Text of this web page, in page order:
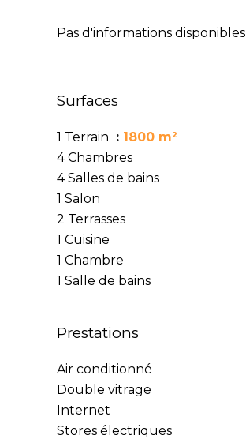
Pas d'informations disponibles
Surfaces
1 Terrain
1800 m²
4 Chambres
4 Salles de bains
1 Salon
2 Terrasses
1 Cuisine
1 Chambre
1 Salle de bains
Prestations
Air conditionné
Double vitrage
Internet
Stores électriques